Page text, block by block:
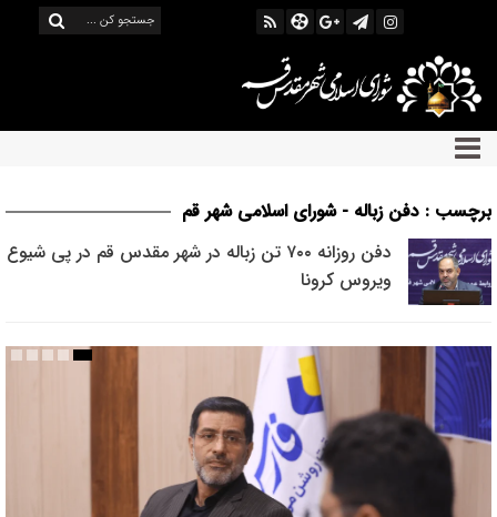
برچسب : دفن زباله - شورای اسلامی شهر قم
دفن روزانه ۷۰۰ تن زباله در شهر مقدس قم در پی شیوع
ویروس کرونا